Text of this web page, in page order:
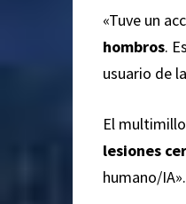
«Tuve un
hombros.
usuario de
El
lesiones
humano/IA».